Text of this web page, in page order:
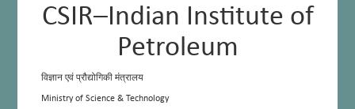
CSIR–Indian Institute of
Petroleum
विज्ञान एवं प्रौद्योगिकी मंत्रालय
Ministry of Science & Technology